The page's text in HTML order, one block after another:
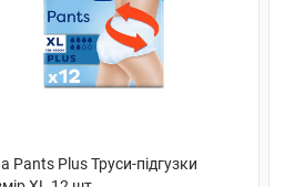
Pants Plus Труси-підгузки